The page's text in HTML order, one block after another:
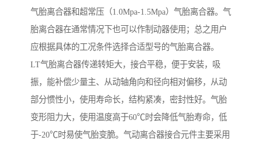
气胎离合器和超常压（1.0Mpa-1.5Mpa）气胎离合器。气
胎离合器在通常情况下也可以作制动器使用；总之用户
应根据具体的工况条件选择合适型号的气胎离合器。
LT气胎离合器传递转矩大，接合平稳，便于安装，吸
振，能补偿少量主、从动轴角向和径向相对偏移，从动
部分惯性小，使用寿命长，结构紧凑，密封性好。气胎
变形阻力大，使用温度高于60℃时会降低气胎寿命，低
于-20℃时易使气胎变脆。气动离合器接合元件主要采用